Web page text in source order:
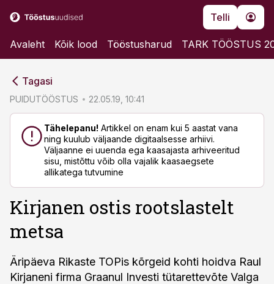
Telli
Avaleht Kõik lood Tööstusharud TARK TÖÖSTUS
Tagasi
PUIDUTÖÖSTUS 22.05.19, 10:41
Tähelepanu! Artikkel on enam kui 5 aastat vana
ning kuulub väljaande digitaalsesse arhiivi.
Väljaanne ei uuenda ega kaasajasta arhiveeritud
sisu, mistõttu võib olla vajalik kaasaegsete
allikatega tutvumine
Kirjanen ostis rootslastelt
metsa
Äripäeva Rikaste TOPis kõrgeid kohti hoidva Raul
Kirjaneni firma Graanul Investi tütarettevõte Valga